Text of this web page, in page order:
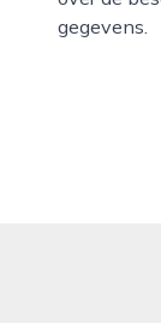
gegevens.